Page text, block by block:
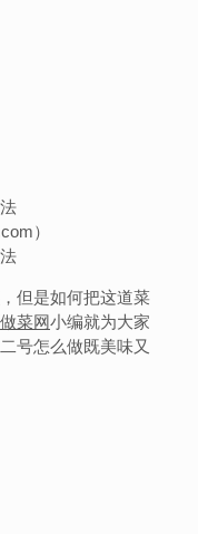
）
，但是如何把这道菜
做菜网小编就为大家
号怎么做既美味又